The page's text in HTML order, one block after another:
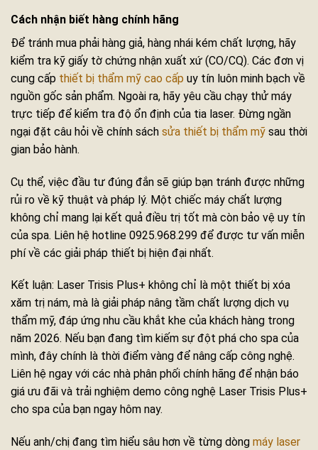
Cách nhận biết hàng chính hãng
Để tránh mua phải hàng giả, hàng nhái kém chất lượng, hãy
kiểm tra kỹ giấy tờ chứng nhận xuất xứ (CO/CQ). Các đơn vị
cung cấp thiết bị thẩm mỹ cao cấp uy tín luôn minh bạch về
nguồn gốc sản phẩm. Ngoài ra, hãy yêu cầu chạy thử máy
trực tiếp để kiểm tra độ ổn định của tia laser. Đừng ngần
ngại đặt câu hỏi về chính sách sửa thiết bị thẩm mỹ sau thời
gian bảo hành.
Cụ thể, việc đầu tư đúng đắn sẽ giúp bạn tránh được những
rủi ro về kỹ thuật và pháp lý. Một chiếc máy chất lượng
không chỉ mang lại kết quả điều trị tốt mà còn bảo vệ uy tín
của spa. Liên hệ hotline 0925.968.299 để được tư vấn miễn
phí về các giải pháp thiết bị hiện đại nhất.
Kết luận: Laser Trisis Plus+ không chỉ là một thiết bị xóa
xăm trị nám, mà là giải pháp nâng tầm chất lượng dịch vụ
thẩm mỹ, đáp ứng nhu cầu khắt khe của khách hàng trong
năm 2026. Nếu bạn đang tìm kiếm sự đột phá cho spa của
mình, đây chính là thời điểm vàng để nâng cấp công nghệ.
Liên hệ ngay với các nhà phân phối chính hãng để nhận báo
giá ưu đãi và trải nghiệm demo công nghệ Laser Trisis Plus+
cho spa của bạn ngay hôm nay.
Nếu anh/chị đang tìm hiểu sâu hơn về từng dòng máy laser